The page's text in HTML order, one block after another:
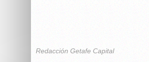
Redacción Getafe Capital